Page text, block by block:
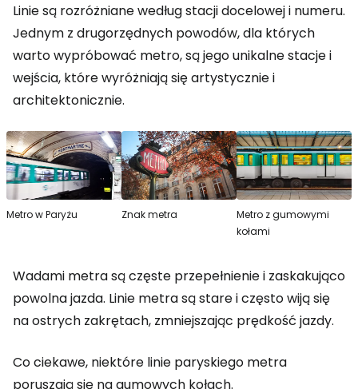
Linie są rozróżniane według stacji docelowej i numeru.
Jednym z drugorzędnych powodów, dla których
warto wypróbować metro, są jego unikalne stacje i
wejścia, które wyróżniają się artystycznie i
architektonicznie.
Metro w Paryżu Znak metra
Metro z gumowymi
kołami
Wadami metra są częste przepełnienie i zaskakująco
powolna jazda. Linie metra są stare i często wiją się
na ostrych zakrętach, zmniejszając prędkość jazdy.
Co ciekawe, niektóre linie paryskiego metra
poruszają się na gumowych kołach.